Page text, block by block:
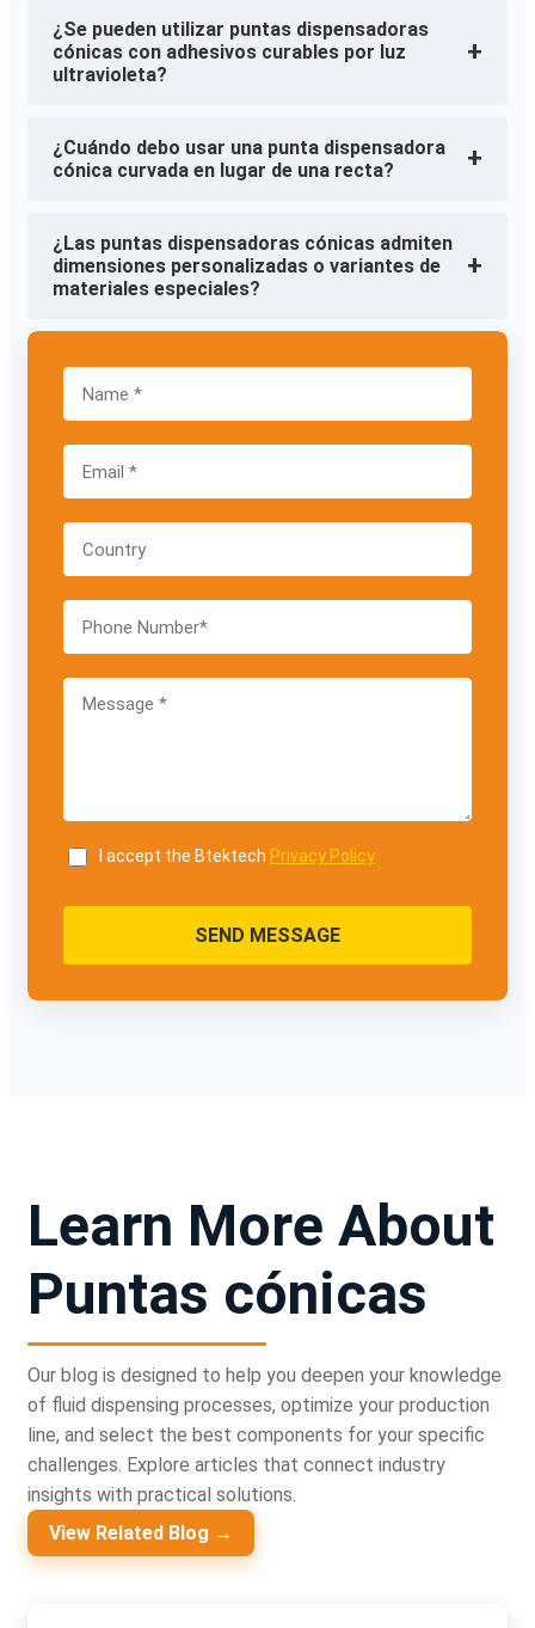
¿Se pueden utilizar puntas dispensadoras
cónicas con adhesivos curables por luz
ultravioleta?
+
¿Cuándo debo usar una punta dispensadora
cónica curvada en lugar de una recta?
+
¿Las puntas dispensadoras cónicas admiten
dimensiones personalizadas o variantes de
materiales especiales?
+
I accept the Btektech Privacy Policy
SEND MESSAGE
Learn More About
Puntas cónicas
Our blog is designed to help you deepen your knowledge
of fluid dispensing processes, optimize your production
line, and select the best components for your specific
challenges. Explore articles that connect industry
insights with practical solutions.
View Related Blog →